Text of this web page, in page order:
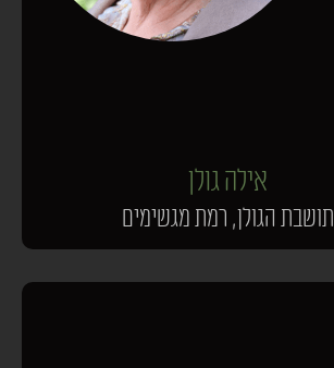
אילה גולן
תושבת הגולן, רמת מגשימים